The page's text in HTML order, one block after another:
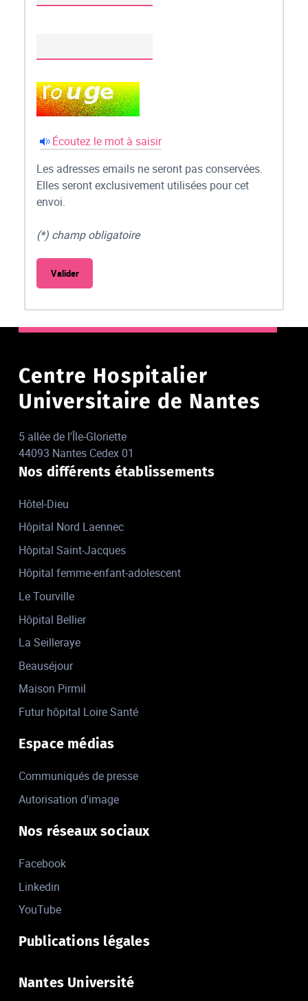
Écoutez le mot à saisir
Les adresses emails ne seront pas conservées.
Elles seront exclusivement utilisées pour cet
envoi.
(*) champ obligatoire
Centre Hospitalier
Universitaire de Nantes
5 allée de l'Île-Gloriette
44093 Nantes Cedex 01
Nos différents établissements
Hôtel-Dieu
Hôpital Nord Laennec
Hôpital Saint-Jacques
Hôpital femme-enfant-adolescent
Le Tourville
Hôpital Bellier
La Seilleraye
Beauséjour
Maison Pirmil
Futur hôpital Loire Santé
Espace médias
Communiqués de presse
Autorisation d'image
Nos réseaux sociaux
Facebook
Linkedin
YouTube
Publications légales
Nantes Université